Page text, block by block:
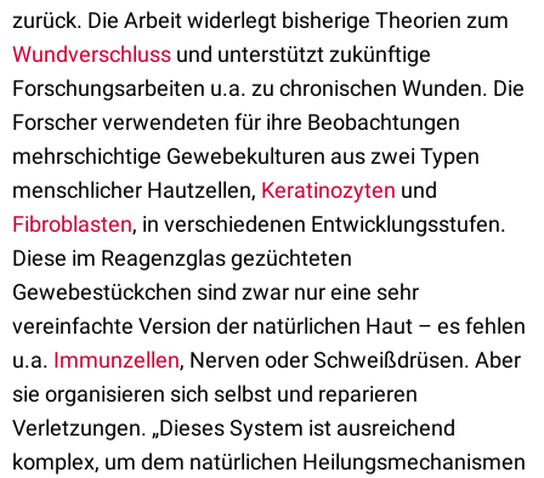
zurück. Die Arbeit widerlegt bisherige Theorien zum
Wundverschluss und unterstützt zukünftige
Forschungsarbeiten u.a. zu chronischen Wunden. Die
Forscher verwendeten für ihre Beobachtungen
mehrschichtige Gewebekulturen aus zwei Typen
menschlicher Hautzellen, Keratinozyten und
Fibroblasten, in verschiedenen Entwicklungsstufen.
Diese im Reagenzglas gezüchteten
Gewebestückchen sind zwar nur eine sehr
vereinfachte Version der natürlichen Haut – es fehlen
u.a. Immunzellen, Nerven oder Schweißdrüsen. Aber
sie organisieren sich selbst und reparieren
Verletzungen. „Dieses System ist ausreichend
komplex, um dem natürlichen Heilungsmechanismen